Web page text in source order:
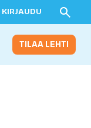
KIRJAUDU
TILAA LEHTI